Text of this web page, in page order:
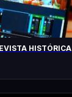
HISTÓRICA